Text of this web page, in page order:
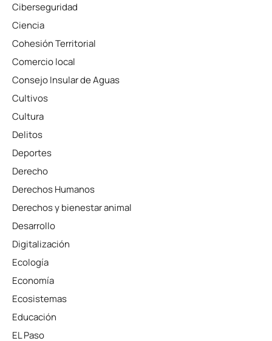
Ciberseguridad
Ciencia
Cohesión Territorial
Comercio local
Consejo Insular de Aguas
Cultivos
Cultura
Delitos
Deportes
Derecho
Derechos Humanos
Derechos y bienestar animal
Desarrollo
Digitalización
Ecología
Economía
Ecosistemas
Educación
EL Paso